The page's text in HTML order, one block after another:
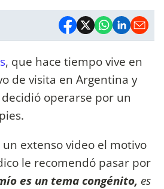
, que hace tiempo vive en
de visita en Argentina y
operarse por un
extenso video el motivo
le recomendó pasar por
es un tema congénito, es